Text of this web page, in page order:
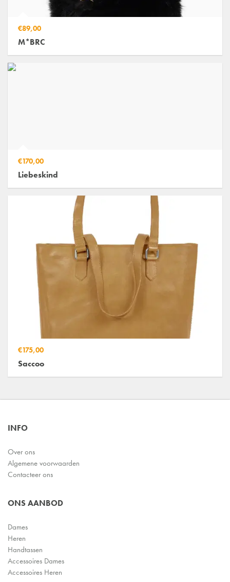
€89,00
M*BRC
€170,00
Liebeskind
€175,00
Saccoo
INFO
Over ons
Algemene voorwaarden
Contacteer ons
ONS AANBOD
Dames
Heren
Handtassen
Accessoires Dames
Accessoires Heren